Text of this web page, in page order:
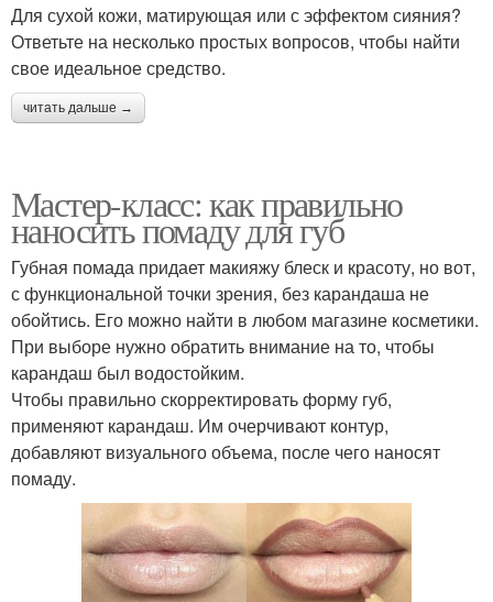
Для сухой кожи, матирующая или с эффектом сияния?
Ответьте на несколько простых вопросов, чтобы найти
свое идеальное средство.
читать дальше →
Мастер-класс: как правильно
наносить помаду для губ
Губная помада придает макияжу блеск и красоту, но вот,
с функциональной точки зрения, без карандаша не
обойтись. Его можно найти в любом магазине косметики.
При выборе нужно обратить внимание на то, чтобы
карандаш был водостойким.
Чтобы правильно скорректировать форму губ,
применяют карандаш. Им очерчивают контур,
добавляют визуального объема, после чего наносят
помаду.